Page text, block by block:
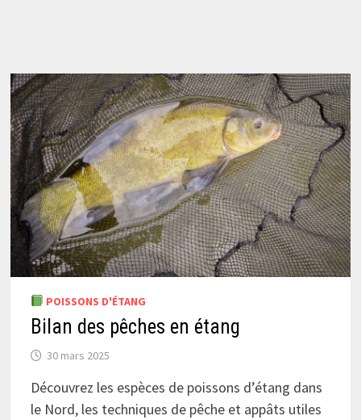
POISSONS D'ÉTANG
Bilan des pêches en étang
30 mars 2025
Découvrez les espèces de poissons d’étang dans
le Nord, les techniques de pêche et appâts utiles